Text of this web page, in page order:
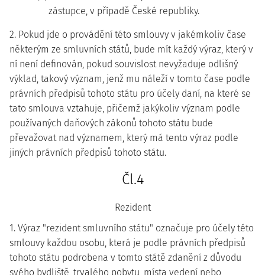
zástupce, v případě České republiky.
2. Pokud jde o provádění této smlouvy v jakémkoliv čase
některým ze smluvních států, bude mít každý výraz, který v
ní není definován, pokud souvislost nevyžaduje odlišný
výklad, takový význam, jenž mu náleží v tomto čase podle
právních předpisů tohoto státu pro účely daní, na které se
tato smlouva vztahuje, přičemž jakýkoliv význam podle
používaných daňových zákonů tohoto státu bude
převažovat nad významem, který má tento výraz podle
jiných právních předpisů tohoto státu.
Čl.4
Rezident
1. Výraz "rezident smluvního státu" označuje pro účely této
smlouvy každou osobu, která je podle právních předpisů
tohoto státu podrobena v tomto státě zdanění z důvodu
svého bydliště, trvalého pobytu, místa vedení nebo